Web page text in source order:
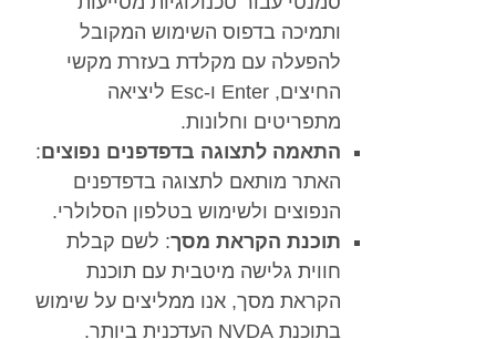
ותמיכה בדפוס השימוש המקובל
להפעלה עם מקלדת בעזרת מקשי
החיצים, Enter ו-Esc ליציאה
מתפריטים וחלונות.
התאמה לתצוגה בדפדפנים נפוצים:
האתר מותאם לתצוגה בדפדפנים
הנפוצים ולשימוש בטלפון הסלולרי.
תוכנת הקראת מסך: לשם קבלת
חווית גלישה מיטבית עם תוכנת
הקראת מסך, אנו ממליצים על שימוש